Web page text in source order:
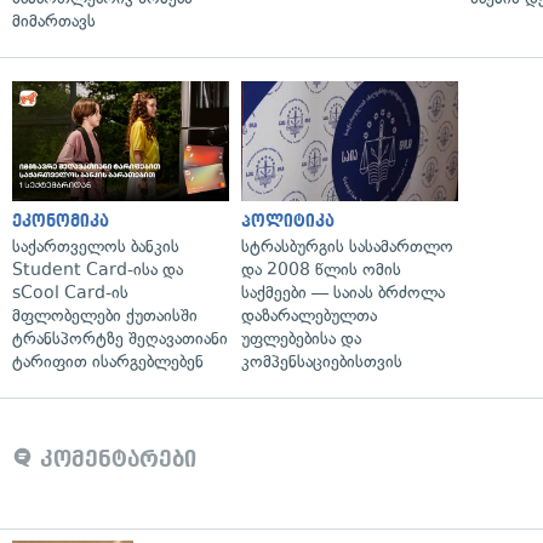
მიმართავს
ეკონომიკა
საქართველოს ბანკის
Student Card-ისა და
sCool Card-ის
მფლობელები ქუთაისში
ტრანსპორტზე შეღავათიანი
ტარიფით ისარგებლებენ
პოლიტიკა
სტრასბურგის სასამართლო
და 2008 წლის ომის
საქმეები — საიას ბრძოლა
დაზარალებულთა
უფლებებისა და
კომპენსაციებისთვის
კომენტარები